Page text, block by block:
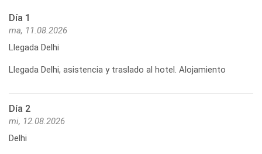
Día 1
ma, 11.08.2026
Llegada Delhi
Llegada Delhi, asistencia y traslado al hotel. Alojamiento
Día 2
mi, 12.08.2026
Delhi